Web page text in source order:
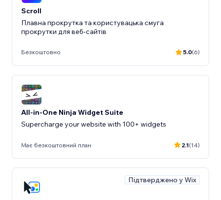
Scroll
Плавна прокрутка та користувацька смуга
прокрутки для веб-сайтів
Безкоштовно 5.0(6)
All-in-One Ninja Widget Suite
Supercharge your website with 100+ widgets
Має безкоштовний план 2.1(14)
Підтверджено у Wix